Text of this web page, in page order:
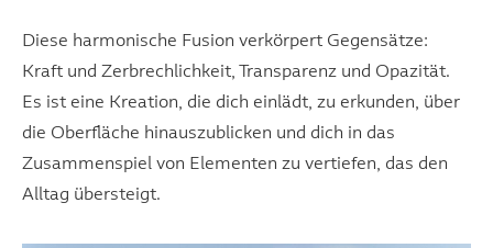
Diese harmonische Fusion verkörpert Gegensätze:
Kraft und Zerbrechlichkeit, Transparenz und Opazität.
Es ist eine Kreation, die dich einlädt, zu erkunden, über
die Oberfläche hinauszublicken und dich in das
Zusammenspiel von Elementen zu vertiefen, das den
Alltag übersteigt.